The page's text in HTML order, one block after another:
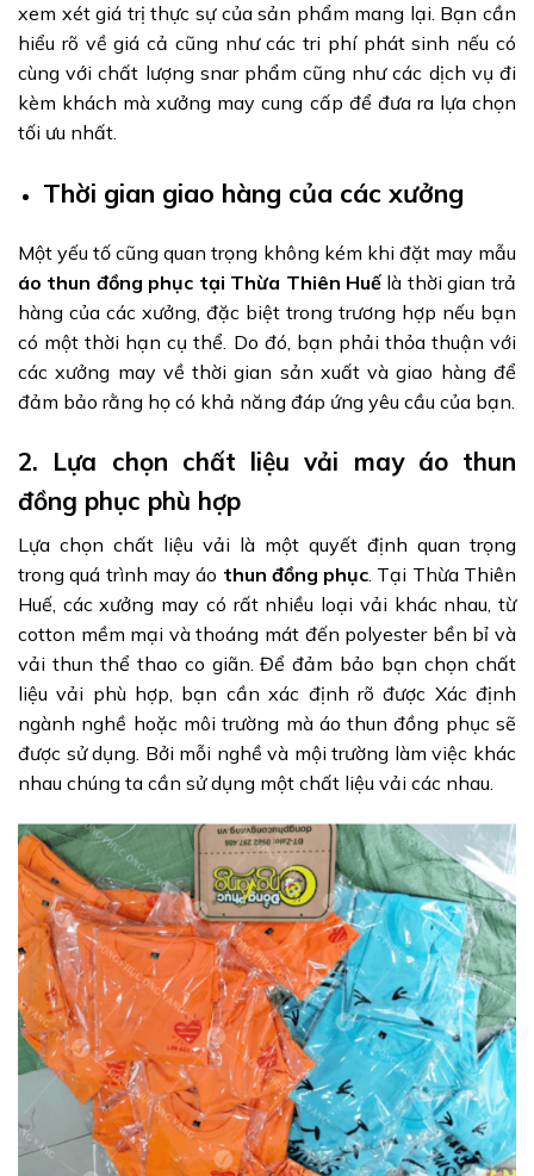
xem xét giá trị thực sự của sản phẩm mang lại. Bạn cần
hiểu rõ về giá cả cũng như các tri phí phát sinh nếu có
cùng với chất lượng snar phẩm cũng như các dịch vụ đi
kèm khách mà xưởng may cung cấp để đưa ra lựa chọn
tối ưu nhất.
Thời gian giao hàng của các xưởng
Một yếu tố cũng quan trọng không kém khi đặt may mẫu
áo thun đồng phục tại Thừa Thiên Huếlà thời gian trả
hàng của các xưởng, đặc biệt trong trương hợp nếu bạn
có một thời hạn cụ thể. Do đó, bạn phải thỏa thuận với
các xưởng may về thời gian sản xuất và giao hàng để
đảm bảo rằng họ có khả năng đáp ứng yêu cầu của bạn.
2. Lựa chọn chất liệu vải may áo thun
đồng phục phù hợp
Lựa chọn chất liệu vải là một quyết định quan trọng
trong quá trình may áo thun đồng phục . Tại Thừa Thiên
Huế, các xưởng may có rất nhiều loại vải khác nhau, từ
cotton mềm mại và thoáng mát đến polyester bền bỉ và
vải thun thể thao co giãn. Để đảm bảo bạn chọn chất
liệu vải phù hợp, bạn cần xác định rõ được Xác định
ngành nghề hoặc môi trường mà áo thun đồng phục sẽ
được sử dụng. Bởi mỗi nghề và mội trường làm việc khác
nhau chúng ta cần sử dụng một chất liệu vải các nhau.